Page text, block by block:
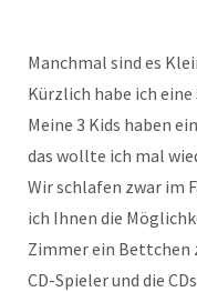
Manchmal sind es
Kürzlich habe ich
Meine 3 Kids haben
das wollte ich mal
Wir schlafen zwar im
ich Ihnen die
Zimmer ein Bettchen
CD-Spieler und die